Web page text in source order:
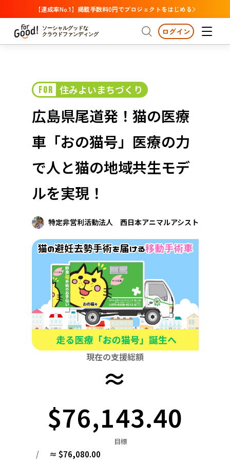
【達成率No.1】掲載手数料0円でプロジェクトをはじめる
ソーシャルグッドな
クラウドファンディング
プロジェクトからさがす 注目
カテゴリーからさがす 国際協力
医療・福祉
人権・マイノリティ
近畿
中国
四国
九州・沖縄
注目 新着
支援金額が多い
支援人数が多い
終了日が近い
カテゴリーからさがす
国際協力 医療・福祉
子ども・教育
環境・エシカル
人権・マイノリティ
社会貢献
地域からさがす
北海道 青森 岩手 宮城 秋田 山形
栃木 群馬 埼玉 千葉 東京
富山 石川 福井 山梨
三重 滋賀 京都 大阪 兵庫 奈良
島根 岡山 広島 山口
ログイン
FOR 住みよいまちづくり
広島県尾道発！猫の医療
車「おの猫号」医療の力
で人と猫の地域共生モデ
ルを実現！
特定非営利活動法人 西日本アニマルアシスト
現在の支援総額
≈
$76,143.40
目標
/ ≈ $76,080.00